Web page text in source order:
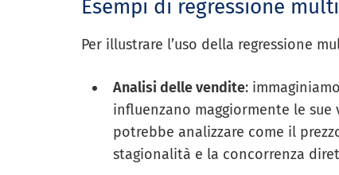
Esempi di regressione
Per illustrare l’uso della regressione
Analisi delle vendite:
influenzano maggiormente le
potrebbe analizzare come il
stagionalità e la concorrenza